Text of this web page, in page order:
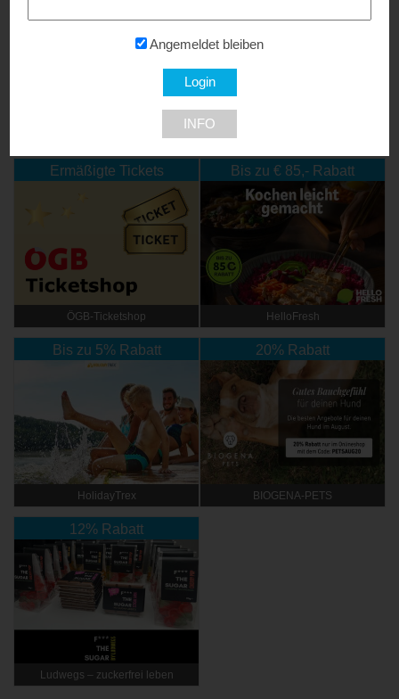
Ermäßigte Tickets
ÖGB-Ticketshop
Bis zu € 85,- Rabatt
HelloFresh
Bis zu 5% Rabatt
HolidayTrex
20% Rabatt
BIOGENA-PETS
12% Rabatt
Ludwegs – zuckerfrei leben
Angemeldet bleiben
INFO